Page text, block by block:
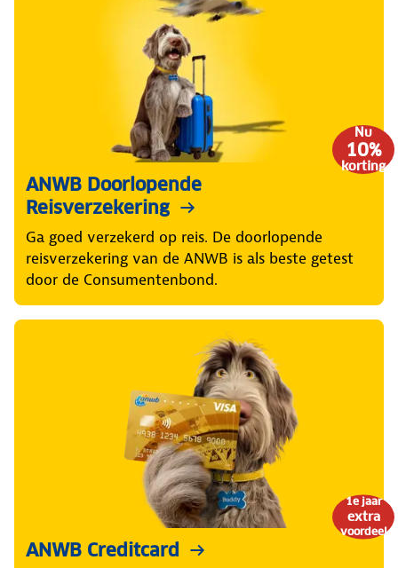
Nu
10%
korting
ANWB Doorlopende
Reisverzekering
Ga goed verzekerd op reis. De doorlopende
reisverzekering van de ANWB is als beste getest
door de Consumentenbond.
1e jaar
extra
voordeel
ANWB Creditcard